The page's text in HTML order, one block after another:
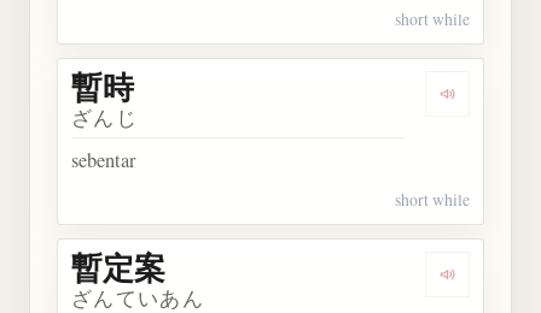
short while
Dengarkan
暫時
ざんじ
sebentar
short while
Dengarkan
暫定案
ざんていあん